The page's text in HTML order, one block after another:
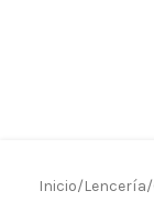
Inicio/Lencería/